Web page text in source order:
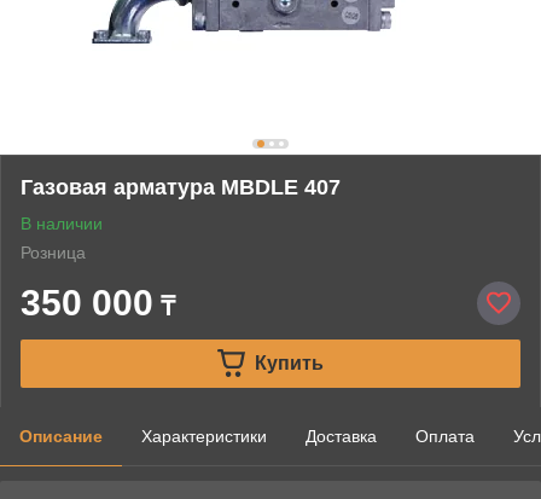
Газовая арматура MBDLE 407
В наличии
Розница
350 000 ₸
Купить
Описание Характеристики Доставка Оплата